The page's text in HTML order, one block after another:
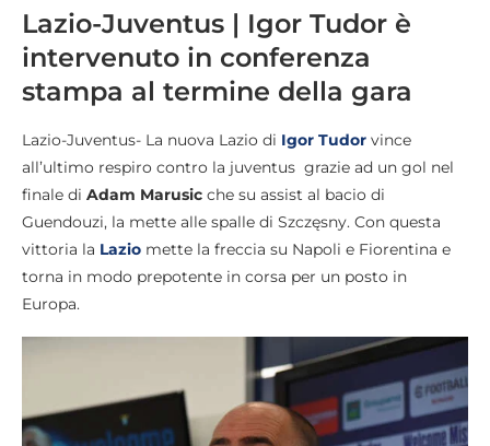
Lazio-Juventus | Igor Tudor è
intervenuto in conferenza
stampa al termine della gara
Lazio-Juventus- La nuova Lazio di Igor Tudor vince
all’ultimo respiro contro la juventus grazie ad un gol nel
finale di Adam Marusic che su assist al bacio di
Guendouzi, la mette alle spalle di Szczęsny. Con questa
vittoria la Lazio mette la freccia su Napoli e Fiorentina e
torna in modo prepotente in corsa per un posto in
Europa.